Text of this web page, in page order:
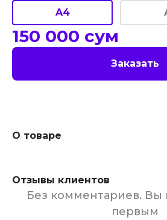
A4
150 000 сум
Заказать
О товаре
Отзывы клиентов
Без комментариев. Вы
первым